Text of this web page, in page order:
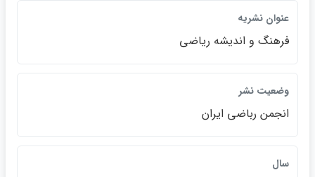
عنوان نشريه
فرهنگ و انديشه رياضي
وضعيت نشر
انجمن رباضي ايران
سال